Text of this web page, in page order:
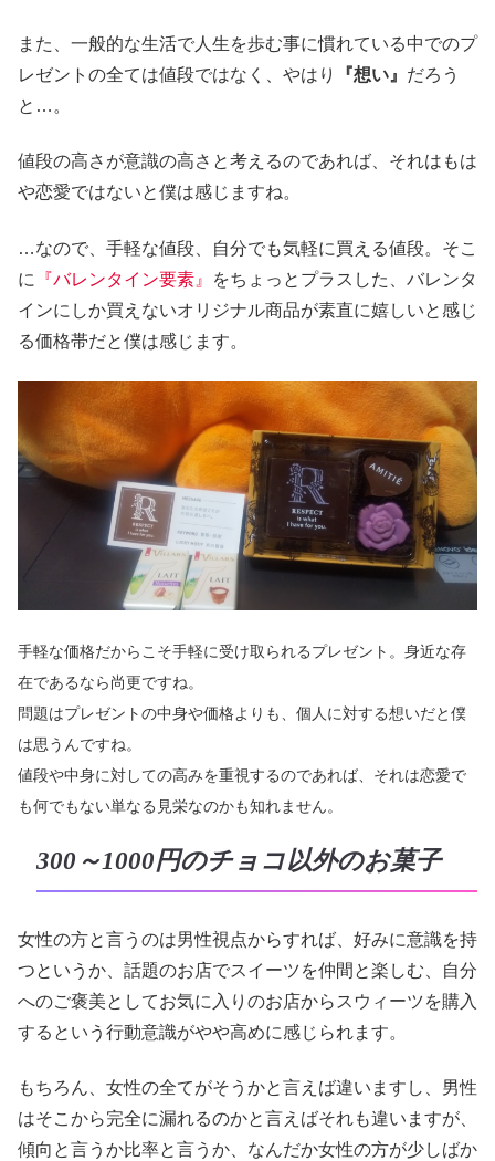
また、一般的な生活で人生を歩む事に慣れている中でのプ
レゼントの全ては値段ではなく、やはり
『想い』 だろう
と…。
値段の高さが意識の高さと考えるのであれば、それはもは
や恋愛ではないと僕は感じますね。
…なので、手軽な値段、自分でも気軽に買える値段。そこ
に
『バレンタイン要素』
をちょっとプラスした、バレンタ
インにしか買えないオリジナル商品が素直に嬉しいと感じ
る価格帯だと僕は感じます。
手軽な価格だからこそ手軽に受け取られるプレゼント。身近な存
在であるなら尚更ですね。
問題はプレゼントの中身や価格よりも、個人に対する想いだと僕
は思うんですね。
値段や中身に対しての高みを重視するのであれば、それは恋愛で
も何でもない単なる見栄なのかも知れません。
300～1000円のチョコ以外のお菓子
女性の方と言うのは男性視点からすれば、好みに意識を持
つというか、話題のお店でスイーツを仲間と楽しむ、自分
へのご褒美としてお気に入りのお店からスウィーツを購入
するという行動意識がやや高めに感じられます。
もちろん、女性の全てがそうかと言えば違いますし、男性
はそこから完全に漏れるのかと言えばそれも違いますが、
傾向と言うか比率と言うか、なんだか女性の方が少しばか